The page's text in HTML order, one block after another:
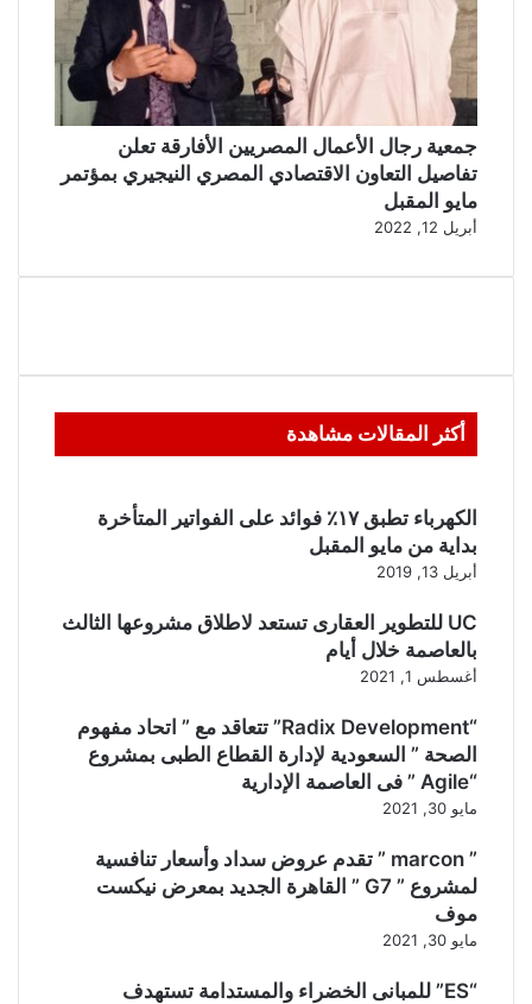
جمعية رجال الأعمال المصريين الأفارقة تعلن
تفاصيل التعاون الاقتصادي المصري النيجيري بمؤتمر
مايو المقبل
أبريل 12, 2022
أكثر المقالات مشاهدة
الكهرباء تطبق ١٧٪ فوائد على الفواتير المتأخرة
بداية من مايو المقبل
أبريل 13, 2019
UC للتطوير العقارى تستعد لاطلاق مشروعها الثالث
بالعاصمة خلال أيام
أغسطس 1, 2021
“Radix Development” تتعاقد مع ” اتحاد مفهوم
الصحة ” السعودية لإدارة القطاع الطبى بمشروع
“Agile ” فى العاصمة الإدارية
مايو 30, 2021
” marcon ” تقدم عروض سداد وأسعار تنافسية
لمشروع ” G7 ” القاهرة الجديد بمعرض نيكست
موف
مايو 30, 2021
“ES” للمبانى الخضراء والمستدامة تستهدف